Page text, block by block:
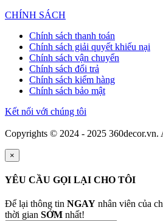
CHÍNH SÁCH
Chính sách thanh toán
Chính sách giải quyết khiếu nại
Chính sách vận chuyển
Chính sách đổi trả
Chính sách kiểm hàng
Chính sách bảo mật
Kết nối với chúng tôi
Copyrights © 2024 - 2025 360decor.vn.
×
YÊU CẦU GỌI LẠI CHO TÔI
Để lại thông tin NGAY nhân viên của
thời gian SỚM nhất!